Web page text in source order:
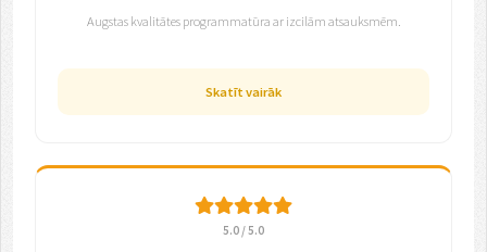
Augstas kvalitātes programmatūra ar izcilām atsauksmēm.
Skatīt vairāk
5.0 / 5.0